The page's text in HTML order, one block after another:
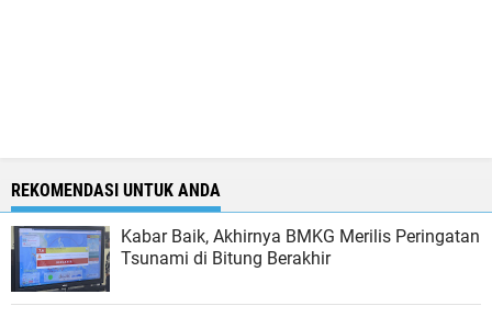
REKOMENDASI UNTUK ANDA
Kabar Baik, Akhirnya BMKG Merilis Peringatan
Tsunami di Bitung Berakhir